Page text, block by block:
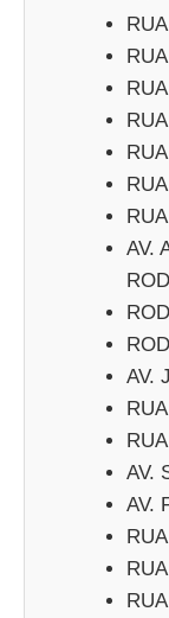
AV.
AV.
AV.
AV.